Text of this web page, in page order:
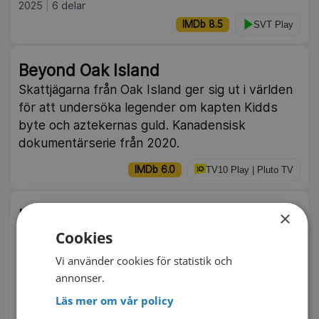
2025 6 delar
IMDb 8.5 SVT Play
Beyond Oak Island
Skattjägarna från Oak Island ger sig ut i världen
för att undersöka legender om kapten Kidds
byte och aztekernas guld. Kanadensisk
dokumentärserie från 2020.
IMDb 6.0 TV10 Play | Pluto TV
Kungliga skandaler
Från medeltiden och fram till våra dagar har det
skandaler. Professor Suzannah Lipscomb
×
Cookies
Vi använder cookies för statistik och
annonser.
Läs mer om vår policy